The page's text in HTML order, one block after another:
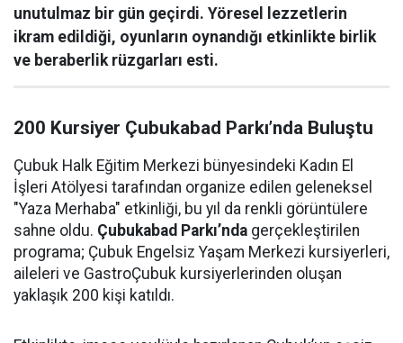
unutulmaz bir gün geçirdi. Yöresel lezzetlerin
ikram edildiği, oyunların oynandığı etkinlikte birlik
ve beraberlik rüzgarları esti.
200 Kursiyer Çubukabad Parkı’nda Buluştu
Çubuk Halk Eğitim Merkezi bünyesindeki Kadın El
İşleri Atölyesi tarafından organize edilen geleneksel
"Yaza Merhaba" etkinliği, bu yıl da renkli görüntülere
sahne oldu. Çubukabad Parkı’nda gerçekleştirilen
programa; Çubuk Engelsiz Yaşam Merkezi kursiyerleri,
aileleri ve GastroÇubuk kursiyerlerinden oluşan
yaklaşık 200 kişi katıldı.